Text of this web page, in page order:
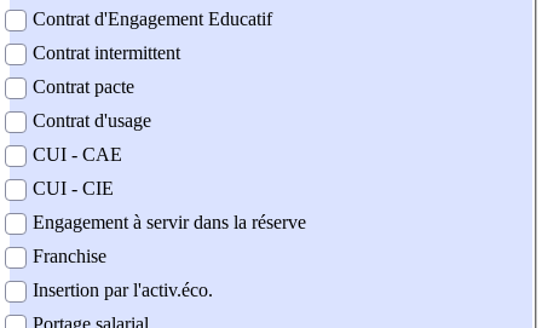
Contrat d'Engagement Educatif
Contrat intermittent
Contrat pacte
Contrat d'usage
CUI - CAE
CUI - CIE
Engagement à servir dans la réserve
Franchise
Insertion par l'activ.éco.